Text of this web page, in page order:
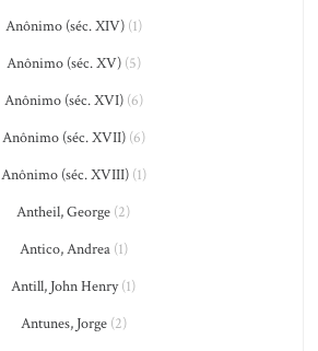
Anônimo (séc. XIV)(1)
Anônimo (séc. XV)(5)
Anônimo (séc. XVI)(6)
Anônimo (séc. XVII)(6)
Anônimo (séc. XVIII)(1)
Antheil, George (2)
Antico, Andrea(1)
Antill, John Henry(1)
Antunes, Jorge(2)